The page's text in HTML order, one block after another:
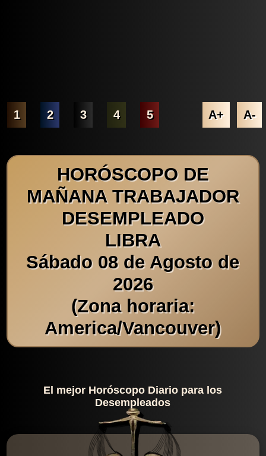
1 2 3 4 5 A+ A-
HORÓSCOPO DE
MAÑANA TRABAJADOR
DESEMPLEADO
LIBRA
Sábado 08 de Agosto de
2026
(Zona horaria:
America/Vancouver)
El mejor Horóscopo Diario para los
Desempleados